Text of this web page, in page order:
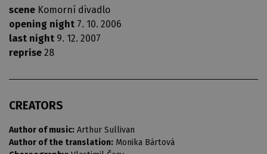
scene Komorní divadlo
opening night 7. 10. 2006
last night 9. 12. 2007
reprise 28
CREATORS
Author of music: Arthur Sullivan
Author of the translation: Monika Bártová